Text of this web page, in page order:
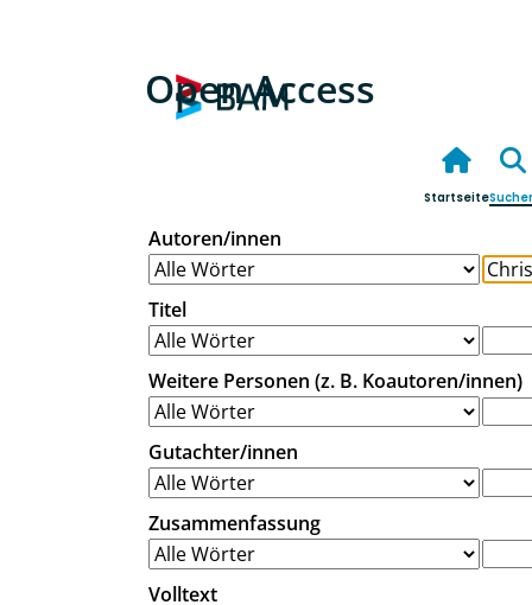
Open Access
Startseite
Autoren/innen
Titel
Weitere Personen (z. B. Koautoren/innen)
Gutachter/innen
Zusammenfassung
Volltext